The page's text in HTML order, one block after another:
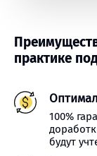
практике
100%
будут